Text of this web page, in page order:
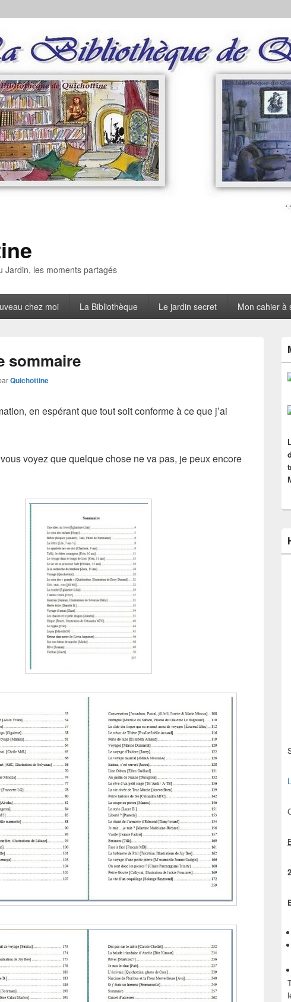
les moments partagés
chez moi La Bibliothèque Le jardin secret Mon cahier à
sommaire
Quichottine
en espérant que tout soit conforme à ce que j’ai
voyez que quelque chose ne va pas, je peux encore
de